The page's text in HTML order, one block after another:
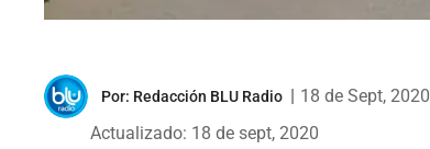
Por: Redacción BLU Radio
18 de Sept, 2020
Actualizado: 18 de sept, 2020